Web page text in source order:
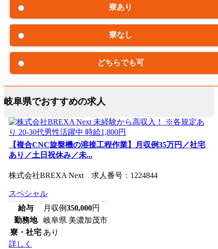
寮あり
寮なし
どちらでも可
岐阜県でおすすめの求人
【複合CNC旋盤機の溶接工程作業】月収例35万円／社宅
あり／土日祝休み／未...
株式会社BREXA Next 求人番号：1224844
スペシャル
給与
月収例350,000円
勤務地
岐阜県 美濃加茂市
寮・社宅 あり
詳しく